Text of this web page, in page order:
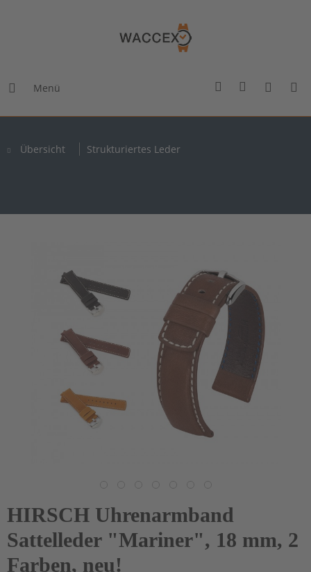
Menü
Übersicht Strukturiertes Leder
HIRSCH Uhrenarmband
Sattelleder "Mariner", 18 mm, 2
Farben, neu!